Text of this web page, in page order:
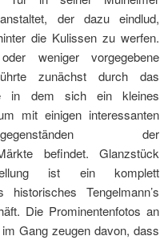
der dazu eindlud,
die Kulissen zu werfen.
weniger vorgegebene
zunächst durch das
in dem sich ein kleines
mit einigen interessanten
der
befindet. Glanzstück
ist ein komplett
historisches Tengelmann’s
Die Prominentenfotos an
Gang zeugen davon, dass